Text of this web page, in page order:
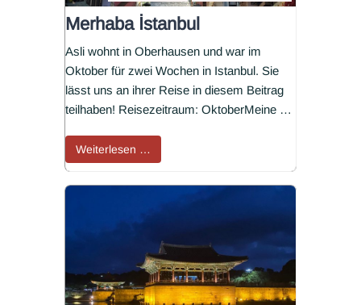
Merhaba İstanbul
Asli wohnt in Oberhausen und war im
Oktober für zwei Wochen in Istanbul. Sie
lässt uns an ihrer Reise in diesem Beitrag
teilhaben! Reisezeitraum: OktoberMeine …
Weiterlesen …